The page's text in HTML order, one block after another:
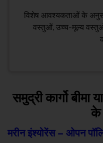
विशेष आवश्यकताओं के
वस्तुओं, उच्च-मूल्य वस्तुओं,
समुद्री कार्गो बीमा
के
मरीन इंश्योरेंस – ओपन